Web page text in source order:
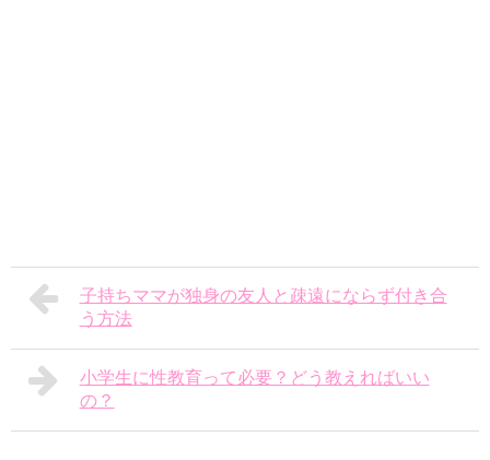
子持ちママが独身の友人と疎遠にならず付き合
う方法
小学生に性教育って必要？どう教えればいい
の？